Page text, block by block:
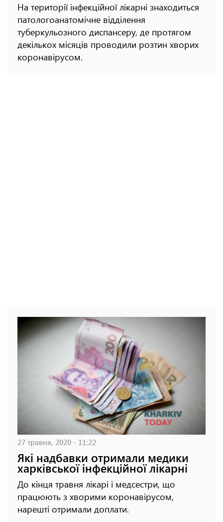
На території інфекційної лікарні знаходиться
патологоанатомічне відділення
туберкульозного диспансеру, де протягом
декількох місяців проводили розтин хворих
коронавірусом.
27 травня, 2020 - 11:22
Які надбавки отримали медики
харківської інфекційної лікарні
До кінця травня лікарі і медсестри, що
працюють з хворими коронавірусом,
нарешті отримали доплати.